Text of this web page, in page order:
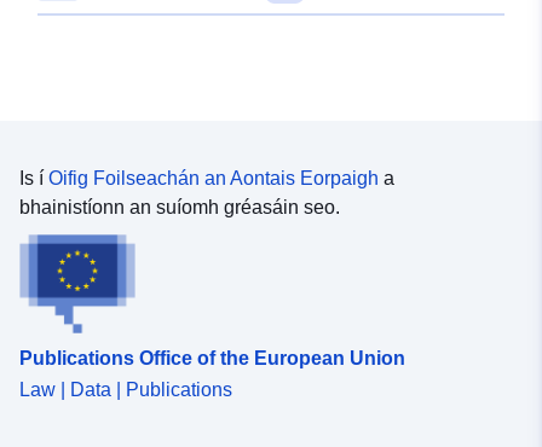
Is í Oifig Foilseachán an Aontais Eorpaigh a
bhainistíonn an suíomh gréasáin seo.
Publications Office of the European Union
Law | Data | Publications